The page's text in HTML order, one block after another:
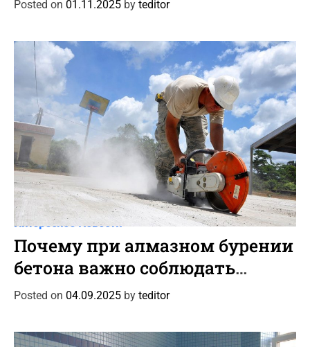
i
Posted on 01.11.2025 by teditor
C
a
t
e
g
i
Интересное Новости
Почему при алмазном бурении
бетона важно соблюдать
угловое позиционирование
прохождения арматуры
Posted on 04.09.2025 by teditor